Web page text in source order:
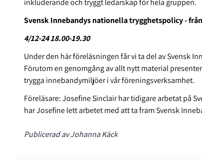
inkluderande och tryggt ledarskap för hela gruppen.
Svensk Innebandys nationella trygghetspolicy -
4/12-24 18.00-19.30
Under den här föreläsningen får vi ta del av Svensk
Förutom en genomgång av allt nytt material
trygga innebandymiljöer i vår föreningsverksamhet.
Föreläsare: Josefine Sinclair har tidigare arbetat på
har Josefine lett arbetet med att ta fram Svensk
Publicerad av Johanna Käck